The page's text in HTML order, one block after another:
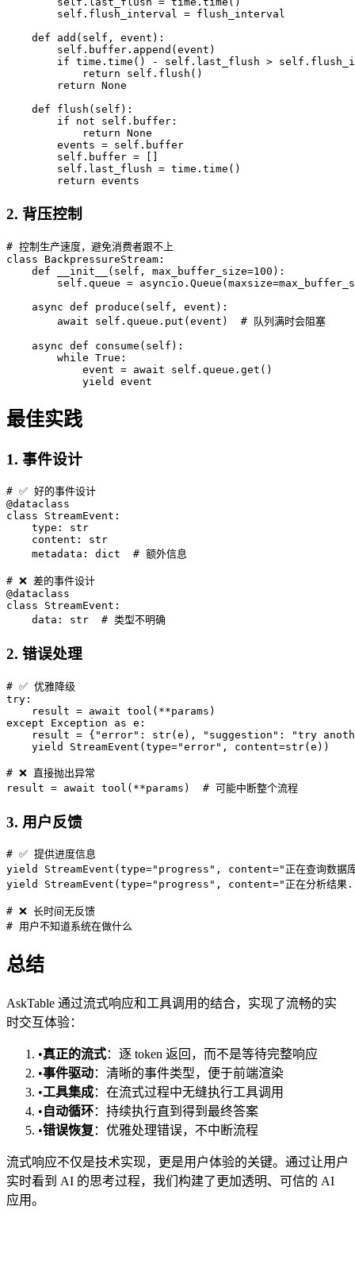
        self.flush_interval = flush_interval
    def add(self, event):
        self.buffer.append(event)
if time.time() - self.last_flush >
            return self.flush()
        return None
    def flush(self):
        if not self.buffer:
            return None
        events = self.buffer
        self.buffer = []
        self.last_flush = time.time()
2. 背压控制
# 控制生产速度，避免消费者跟不上
class BackpressureStream:
    def __init__(self, max_buffer_size=100):
self.queue =
    async def produce(self, event):
        await self.queue.put(event)  # 队列满时会阻塞
    async def consume(self):
        while True:
            event = await self.queue.get()
最佳实践
1. 事件设计
# ✅ 好的事件设计
@dataclass
class StreamEvent:
    type: str
    content: str
    metadata: dict  # 额外信息
# ❌ 差的事件设计
@dataclass
class StreamEvent:
2. 错误处理
# ✅ 优雅降级
try:
    result = await tool(**params)
except Exception as e:
result = {"error": str(e), "suggestion": "try
    yield StreamEvent(type="error", content=str(e))
# ❌ 直接抛出异常
3. 用户反馈
# ✅ 提供进度信息
yield StreamEvent(type="progress", content="正在查询数
yield StreamEvent(type="progress", content="正在分析结
# ❌ 长时间无反馈
总结
AskTable 通过流式响应和工具调用的结合，实现了流畅的实
时交互体验：
•真正的流式：逐 token 返回，而不是等待完整响应
•事件驱动：清晰的事件类型，便于前端渲染
•工具集成：在流式过程中无缝执行工具调用
• 自动循环：持续执行直到得到最终答案
•错误恢复 ：优雅处理错误，不中断流程
流式响应不仅是技术实现，更是用户体验的关键。通过让用户
实时看到 AI 的思考过程，我们构建了更加透明、可信的 AI
应用。